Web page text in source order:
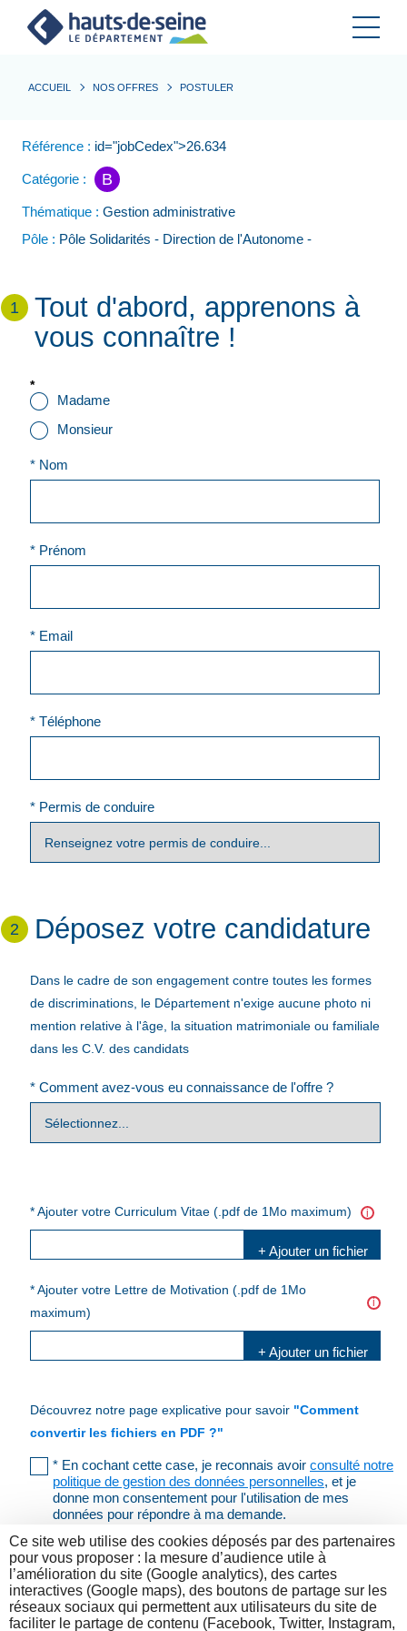
ACCUEIL NOS OFFRES POSTULER
Référence : id="jobCedex">26.634
Catégorie : B
Thématique : Gestion administrative
Pôle : Pôle Solidarités - Direction de l'Autonome -
1
Tout d'abord, apprenons à
vous connaître !
*
CivilitéMadame
Monsieur
* Nom
* Prénom
* Email
* Téléphone
* Permis de conduire
2 Déposez votre candidature
Dans le cadre de son engagement contre toutes les formes
de discriminations, le Département n'exige aucune photo ni
mention relative à l'âge, la situation matrimoniale ou familiale
dans les C.V. des candidats
* Comment avez-vous eu connaissance de l'offre ?
* Ajouter votre Curriculum Vitae (.pdf de 1Mo maximum) i
+ Ajouter un fichier
* Ajouter votre Lettre de Motivation (.pdf de 1Mo
maximum)
i
+ Ajouter un fichier
Découvrez notre page explicative pour savoir "Comment
convertir les fichiers en PDF ?"
* En cochant cette case, je reconnais avoir consulté notre
politique de gestion des données personnelles, et je
donne mon consentement pour l'utilisation de mes
données pour répondre à ma demande.
Vérifier les données
Cookies et traceurs utilisés sur ce site.
Ce site web utilise des cookies déposés par des partenaires
pour vous proposer : la mesure d’audience utile à
l’amélioration du site (Google analytics), des cartes
interactives (Google maps), des boutons de partage sur les
réseaux sociaux qui permettent aux utilisateurs du site de
faciliter le partage de contenu (Facebook, Twitter, Instagram,